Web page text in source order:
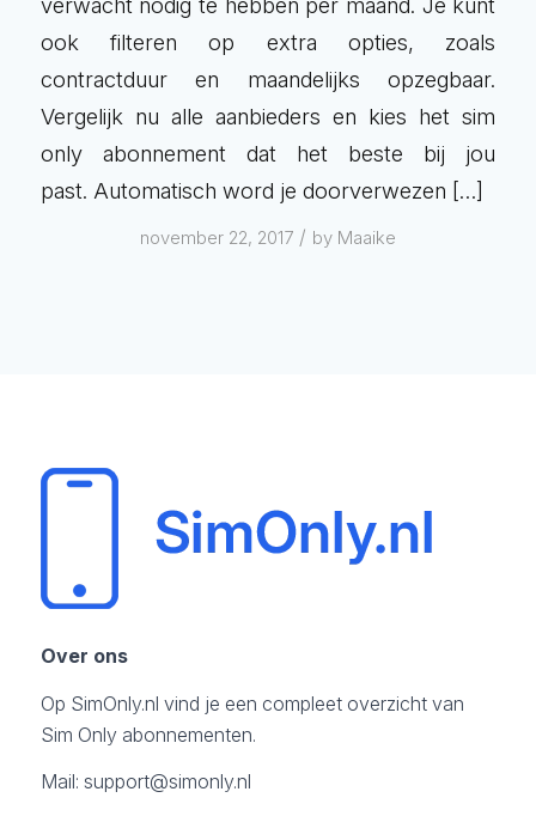
ook filteren op extra opties, zoals
contractduur en maandelijks opzegbaar.
Vergelijk nu alle aanbieders en kies het sim
only abonnement dat het beste bij jou
past. Automatisch word je doorverwezen […]
november 22, 2017 / by Maaike
Over ons
Op SimOnly.nl vind je een compleet overzicht van
Sim Only abonnementen.
Mail: support@simonly.nl